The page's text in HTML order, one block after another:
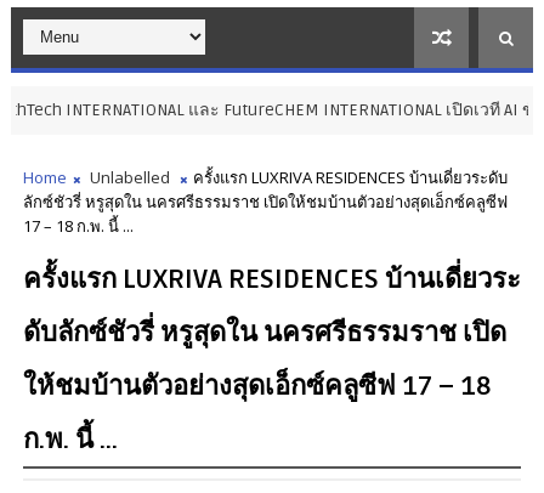
และ FutureCHEM INTERNATIONAL เปิดเวที AI ขับเคลื่อน
Home Unlabelled
ครั้งแรก LUXRIVA RESIDENCES บ้านเดี่ยวระดับ
ลักซ์ชัวรี่ หรูสุดใน นครศรีธรรมราช เปิดให้ชมบ้านตัวอย่างสุดเอ็กซ์คลูซีฟ
17 – 18 ก.พ. นี้ ...
ครั้งแรก LUXRIVA RESIDENCES บ้านเดี่ยวระ
ดับลักซ์ชัวรี่ หรูสุดใน นครศรีธรรมราช เปิด
ให้ชมบ้านตัวอย่างสุดเอ็กซ์คลูซีฟ 17 – 18
ก.พ. นี้ ...